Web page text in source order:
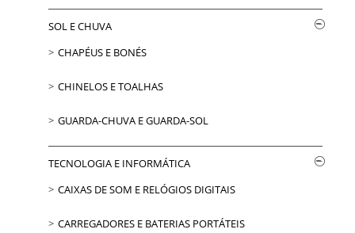
SOL E CHUVA
CHAPÉUS E BONÉS
CHINELOS E TOALHAS
GUARDA-CHUVA E GUARDA-SOL
TECNOLOGIA E INFORMÁTICA
CAIXAS DE SOM E RELÓGIOS DIGITAIS
CARREGADORES E BATERIAS PORTÁTEIS